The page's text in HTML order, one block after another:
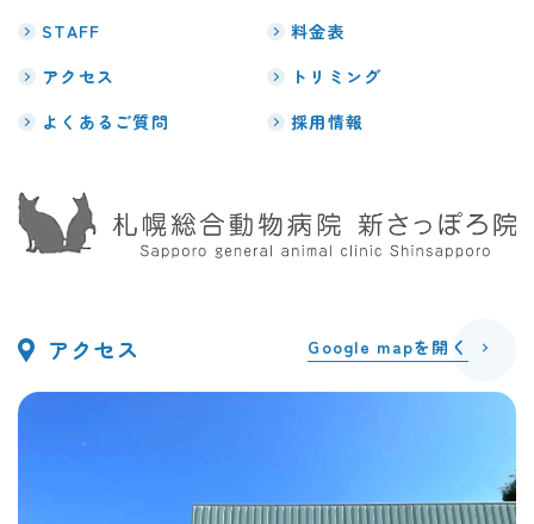
STAFF
料金表
アクセス
トリミング
よくあるご質問
採用情報
アクセス Google mapを開く